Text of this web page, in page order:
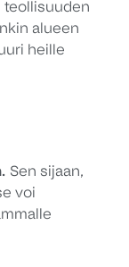
teollisuuden
alueen
heille
Sen sijaan,
voi